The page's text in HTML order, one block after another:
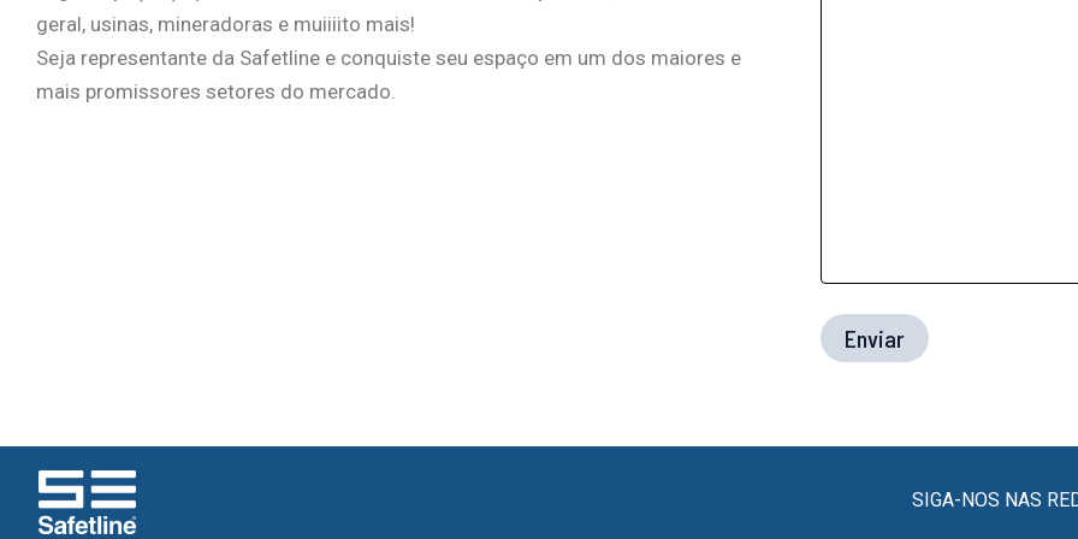
geral, usinas, mineradoras e muiiiito mais!
Seja representante da Safetline e conquiste seu espaço em um dos maiores e
mais promissores setores do mercado.
SIGA-NOS NAS